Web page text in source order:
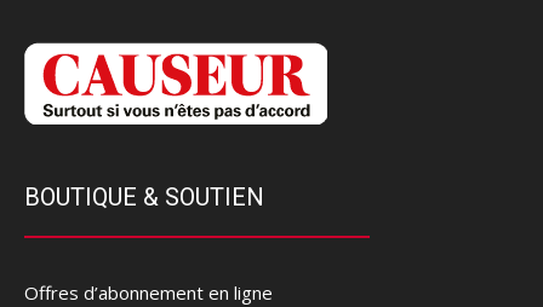
BOUTIQUE & SOUTIEN
Offres d’abonnement en ligne